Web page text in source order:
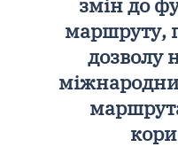
маршруту,
дозволу